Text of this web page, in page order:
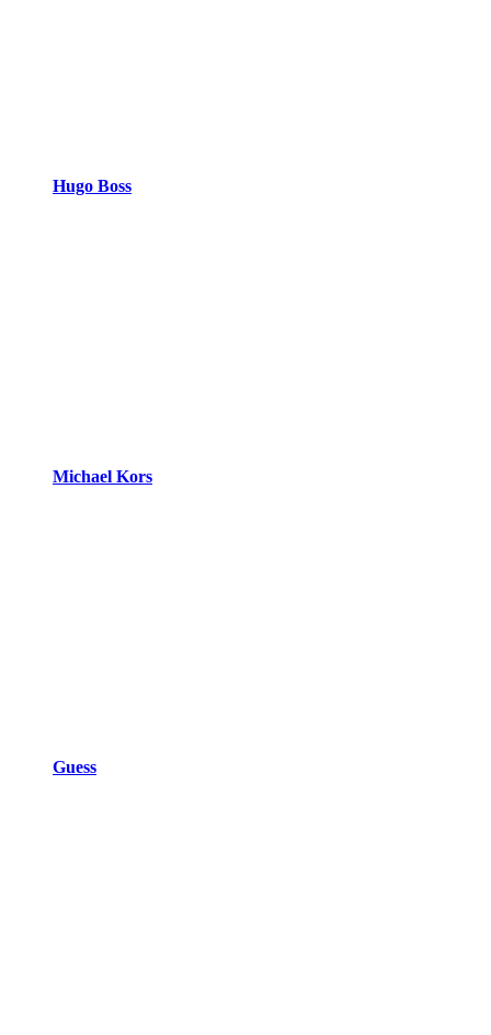
Hugo Boss
Michael Kors
Guess